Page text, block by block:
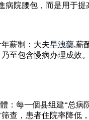
院腰包，而是用于
薪制：大夫早洩藥,薪
至包含慢病办理成效
每一個县组建“总
查，患者住院率降低